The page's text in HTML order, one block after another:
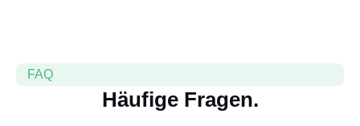
FAQ
Häufige Fragen.